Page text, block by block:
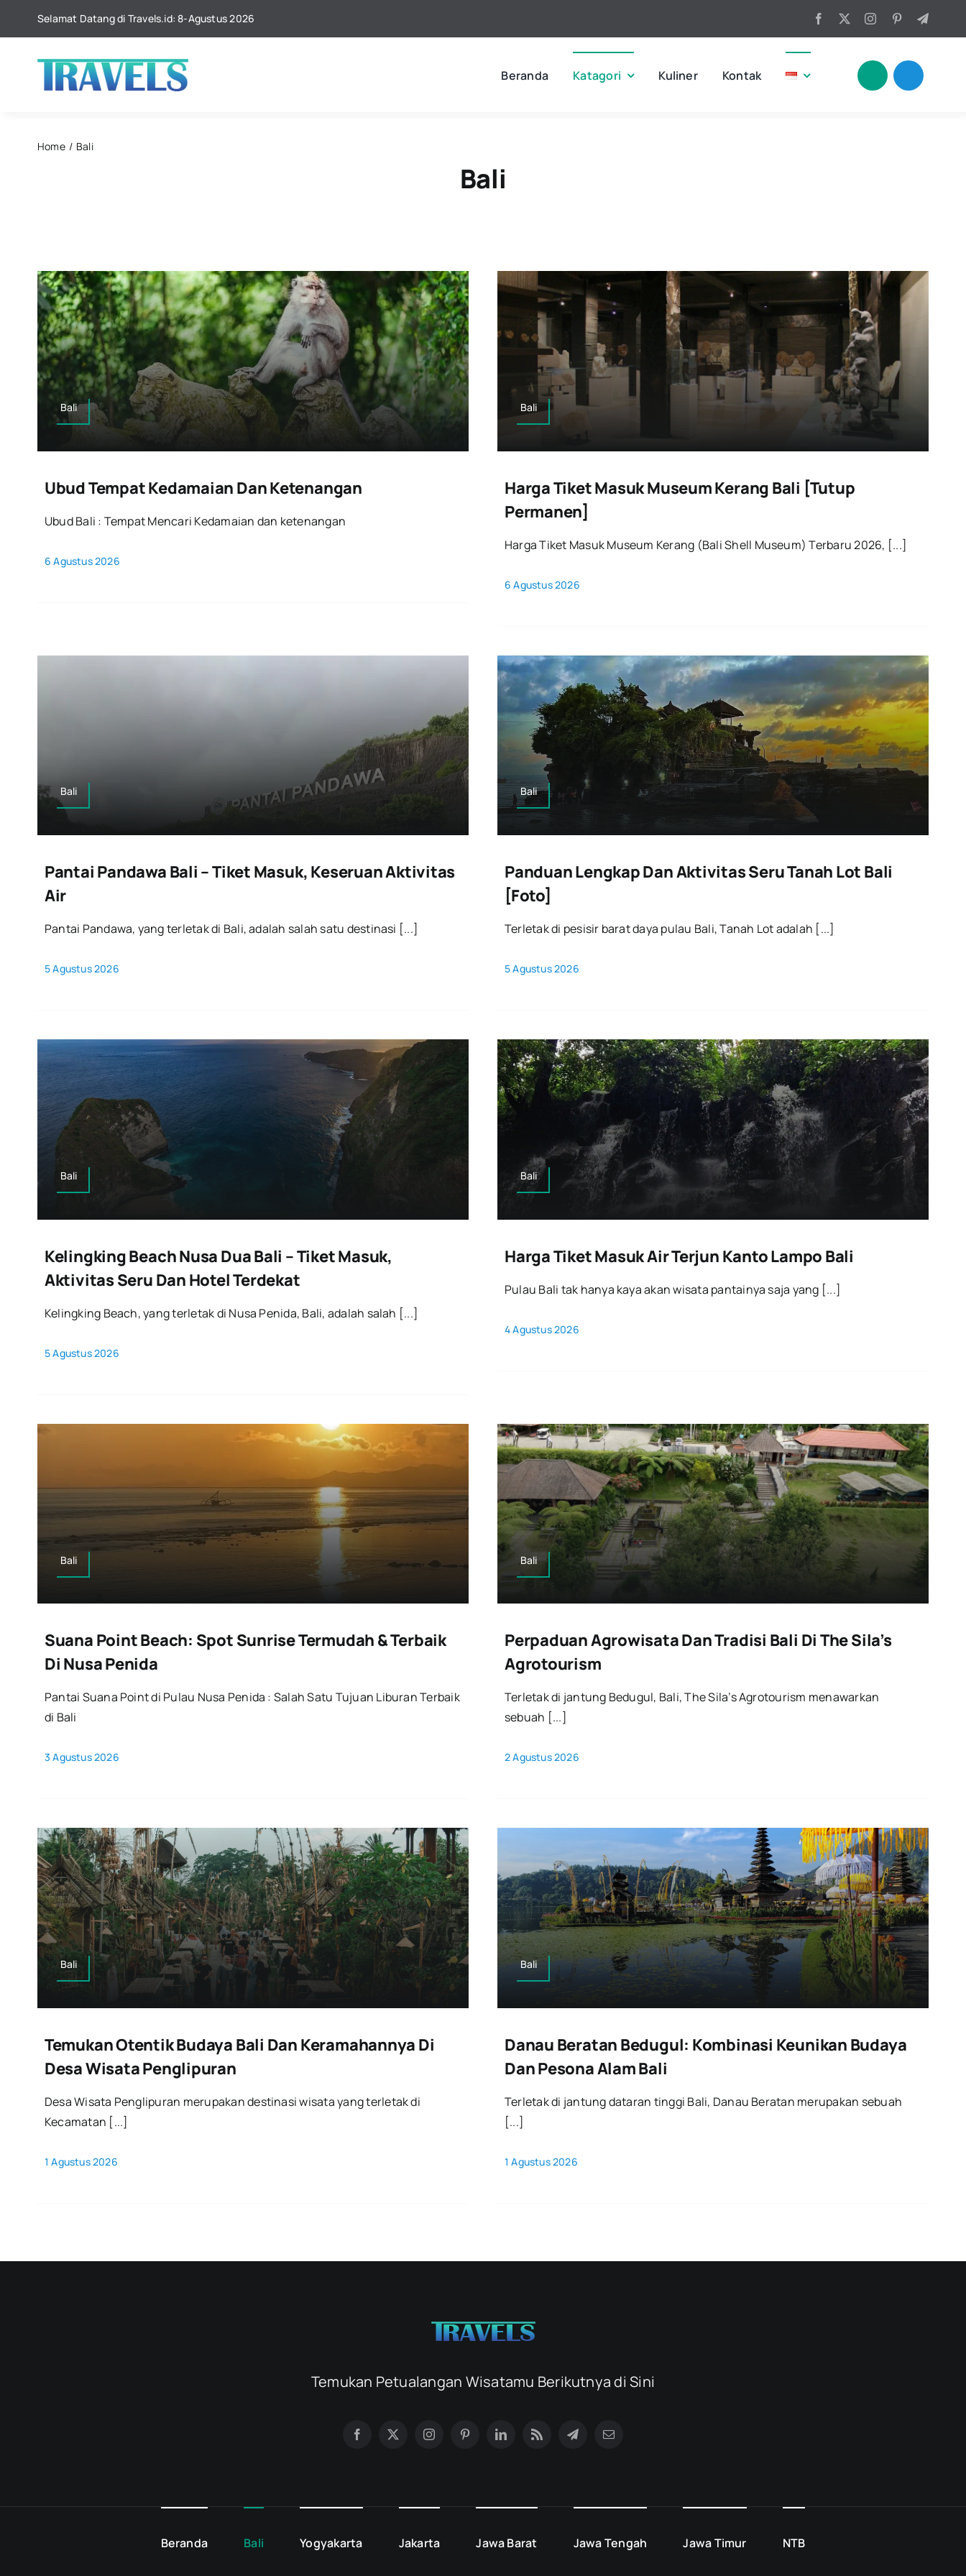
Selamat Datang di Travels.id: 8-Agustus 2026
Beranda Katagori Kuliner Kontak
Home Bali
Bali
Bali
Ubud Tempat Kedamaian Dan Ketenangan
Ubud Bali : Tempat Mencari Kedamaian dan ketenangan
6 Agustus 2026
Bali
Harga Tiket Masuk Museum Kerang Bali [Tutup
Permanen]
Harga Tiket Masuk Museum Kerang (Bali Shell Museum) Terbaru 2026, [...]
6 Agustus 2026
Bali
Pantai Pandawa Bali – Tiket Masuk, Keseruan Aktivitas
Air
Pantai Pandawa, yang terletak di Bali, adalah salah satu destinasi [...]
5 Agustus 2026
Bali
Panduan Lengkap Dan Aktivitas Seru Tanah Lot Bali
[Foto]
Terletak di pesisir barat daya pulau Bali, Tanah Lot adalah [...]
5 Agustus 2026
Bali
Kelingking Beach Nusa Dua Bali – Tiket Masuk,
Aktivitas Seru Dan Hotel Terdekat
Kelingking Beach, yang terletak di Nusa Penida, Bali, adalah salah [...]
5 Agustus 2026
Bali
Harga Tiket Masuk Air Terjun Kanto Lampo Bali
Pulau Bali tak hanya kaya akan wisata pantainya saja yang [...]
4 Agustus 2026
Bali
Suana Point Beach: Spot Sunrise Termudah & Terbaik
Di Nusa Penida
Pantai Suana Point di Pulau Nusa Penida : Salah Satu Tujuan Liburan Terbaik
di Bali
3 Agustus 2026
Bali
Perpaduan Agrowisata Dan Tradisi Bali Di The Sila’s
Agrotourism
Terletak di jantung Bedugul, Bali, The Sila’s Agrotourism menawarkan
sebuah [...]
2 Agustus 2026
Bali
Temukan Otentik Budaya Bali Dan Keramahannya Di
Desa Wisata Penglipuran
Desa Wisata Penglipuran merupakan destinasi wisata yang terletak di
Kecamatan [...]
1 Agustus 2026
Bali
Danau Beratan Bedugul: Kombinasi Keunikan Budaya
Dan Pesona Alam Bali
Terletak di jantung dataran tinggi Bali, Danau Beratan merupakan sebuah
[...]
1 Agustus 2026
Temukan Petualangan Wisatamu Berikutnya di Sini
Beranda Bali Yogyakarta Jakarta Jawa Barat Jawa Tengah Jawa Timur NTB